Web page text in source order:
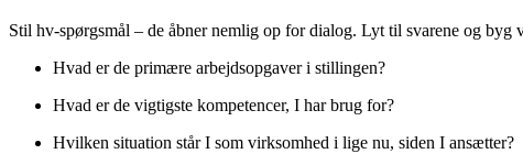
Stil hv-spørgsmål – de åbner nemlig op for dialog. Lyt til svarene og byg
Hvad er de primære arbejdsopgaver i stillingen?
Hvad er de vigtigste kompetencer, I har brug for?
Hvilken situation står I som virksomhed i lige nu, siden I ansætter?